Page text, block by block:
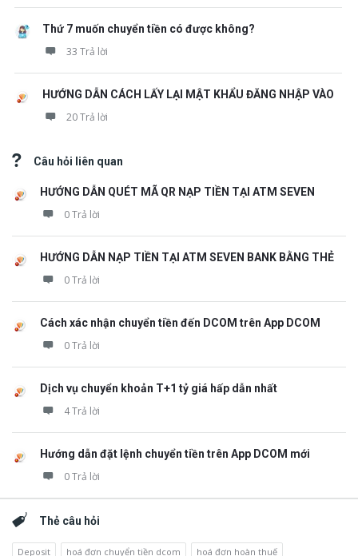
Thứ 7 muốn chuyển tiền có được không?
33 Trả lời
HƯỚNG DẪN CÁCH LẤY LẠI MẬT KHẨU ĐĂNG NHẬP VÀO
20 Trả lời
Câu hỏi liên quan
HƯỚNG DẪN QUÉT MÃ QR NẠP TIỀN TẠI ATM SEVEN
0 Trả lời
HƯỚNG DẪN NẠP TIỀN TẠI ATM SEVEN BANK BẰNG THẺ
0 Trả lời
Cách xác nhận chuyển tiền đến DCOM trên App DCOM
0 Trả lời
Dịch vụ chuyển khoản T+1 tỷ giá hấp dẫn nhất
4 Trả lời
Hướng dẫn đặt lệnh chuyển tiền trên App DCOM mới
0 Trả lời
Thẻ câu hỏi
Deposit hoá đơn chuyển tiền dcom
hoá đơn hoàn thuế